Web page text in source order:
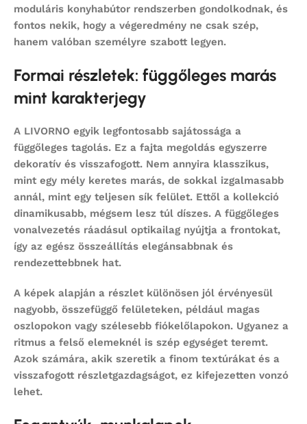
moduláris konyhabútor rendszerben gondolkodnak, és
fontos nekik, hogy a végeredmény ne csak szép,
hanem valóban személyre szabott legyen.
Formai részletek: függőleges marás
mint karakterjegy
A LIVORNO egyik legfontosabb sajátossága a
függőleges tagolás. Ez a fajta megoldás egyszerre
dekoratív és visszafogott. Nem annyira klasszikus,
mint egy mély keretes marás, de sokkal izgalmasabb
annál, mint egy teljesen sík felület. Ettől a kollekció
dinamikusabb, mégsem lesz túl díszes. A függőleges
vonalvezetés ráadásul optikailag nyújtja a frontokat,
így az egész összeállítás elegánsabbnak és
rendezettebbnek hat.
A képek alapján a részlet különösen jól érvényesül
nagyobb, összefüggő felületeken, például magas
oszlopokon vagy szélesebb fiókelőlapokon. Ugyanez a
ritmus a felső elemeknél is szép egységet teremt.
Azok számára, akik szeretik a finom textúrákat és a
visszafogott részletgazdagságot, ez kifejezetten vonzó
lehet.